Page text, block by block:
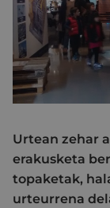
Urtean zehar
erakusketa
topaketak,
urteurrena